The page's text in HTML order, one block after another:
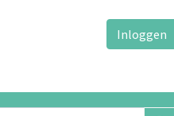
Inloggen